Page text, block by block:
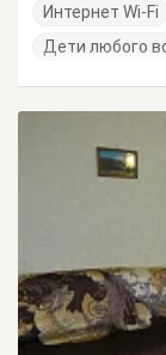
Интернет Wi-Fi
Дети любого